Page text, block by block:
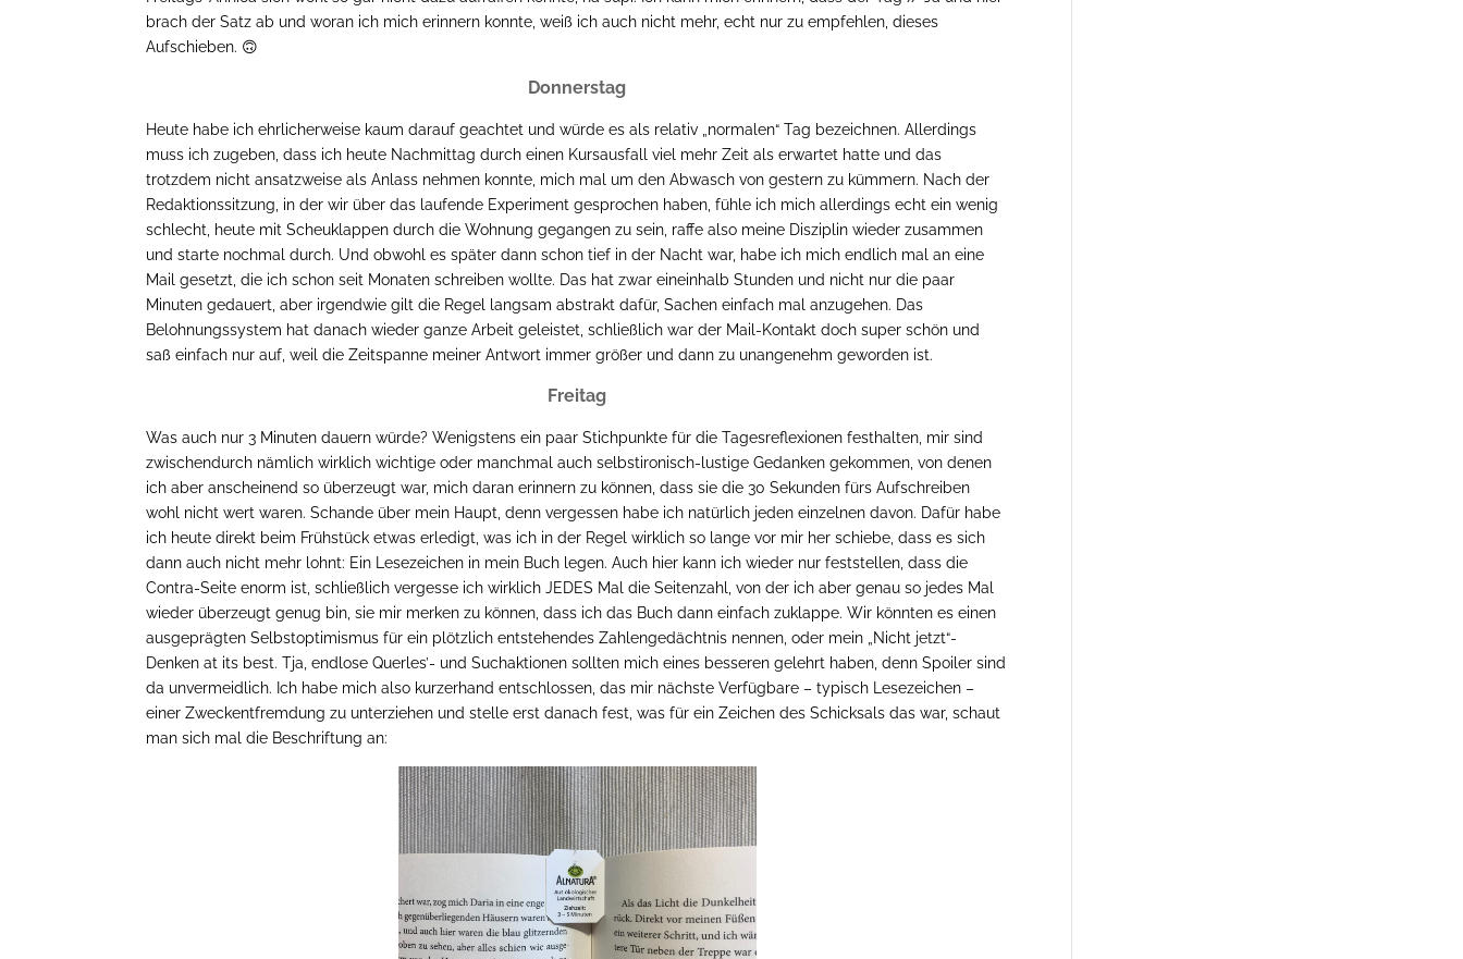
brach der Satz ab und woran ich mich erinnern konnte, weiß ich auch nicht mehr, echt nur zu empfehlen, dieses
Aufschieben. 🙃
Donnerstag
Heute habe ich ehrlicherweise kaum darauf geachtet und würde es als relativ „normalen“ Tag bezeichnen. Allerdings
muss ich zugeben, dass ich heute Nachmittag durch einen Kursausfall viel mehr Zeit als erwartet hatte und das
trotzdem nicht ansatzweise als Anlass nehmen konnte, mich mal um den Abwasch von gestern zu kümmern. Nach der
Redaktionssitzung, in der wir über das laufende Experiment gesprochen haben, fühle ich mich allerdings echt ein wenig
schlecht, heute mit Scheuklappen durch die Wohnung gegangen zu sein, raffe also meine Disziplin wieder zusammen
und starte nochmal durch. Und obwohl es später dann schon tief in der Nacht war, habe ich mich endlich mal an eine
Mail gesetzt, die ich schon seit Monaten schreiben wollte. Das hat zwar eineinhalb Stunden und nicht nur die paar
Minuten gedauert, aber irgendwie gilt die Regel langsam abstrakt dafür, Sachen einfach mal anzugehen. Das
Belohnungssystem hat danach wieder ganze Arbeit geleistet, schließlich war der Mail-Kontakt doch super schön und
saß einfach nur auf, weil die Zeitspanne meiner Antwort immer größer und dann zu unangenehm geworden ist.
Freitag
Was auch nur 3 Minuten dauern würde? Wenigstens ein paar Stichpunkte für die Tagesreflexionen festhalten, mir sind
zwischendurch nämlich wirklich wichtige oder manchmal auch selbstironisch-lustige Gedanken gekommen, von denen
ich aber anscheinend so überzeugt war, mich daran erinnern zu können, dass sie die 30 Sekunden fürs Aufschreiben
wohl nicht wert waren. Schande über mein Haupt, denn vergessen habe ich natürlich jeden einzelnen davon. Dafür habe
ich heute direkt beim Frühstück etwas erledigt, was ich in der Regel wirklich so lange vor mir her schiebe, dass es sich
dann auch nicht mehr lohnt: Ein Lesezeichen in mein Buch legen. Auch hier kann ich wieder nur feststellen, dass die
Contra-Seite enorm ist, schließlich vergesse ich wirklich JEDES Mal die Seitenzahl, von der ich aber genau so jedes Mal
wieder überzeugt genug bin, sie mir merken zu können, dass ich das Buch dann einfach zuklappe. Wir könnten es einen
ausgeprägten Selbstoptimismus für ein plötzlich entstehendes Zahlengedächtnis nennen, oder mein „Nicht jetzt“-
Denken at its best. Tja, endlose Querles’- und Suchaktionen sollten mich eines besseren gelehrt haben, denn Spoiler sind
da unvermeidlich. Ich habe mich also kurzerhand entschlossen, das mir nächste Verfügbare – typisch Lesezeichen –
einer Zweckentfremdung zu unterziehen und stelle erst danach fest, was für ein Zeichen des Schicksals das war, schaut
man sich mal die Beschriftung an: